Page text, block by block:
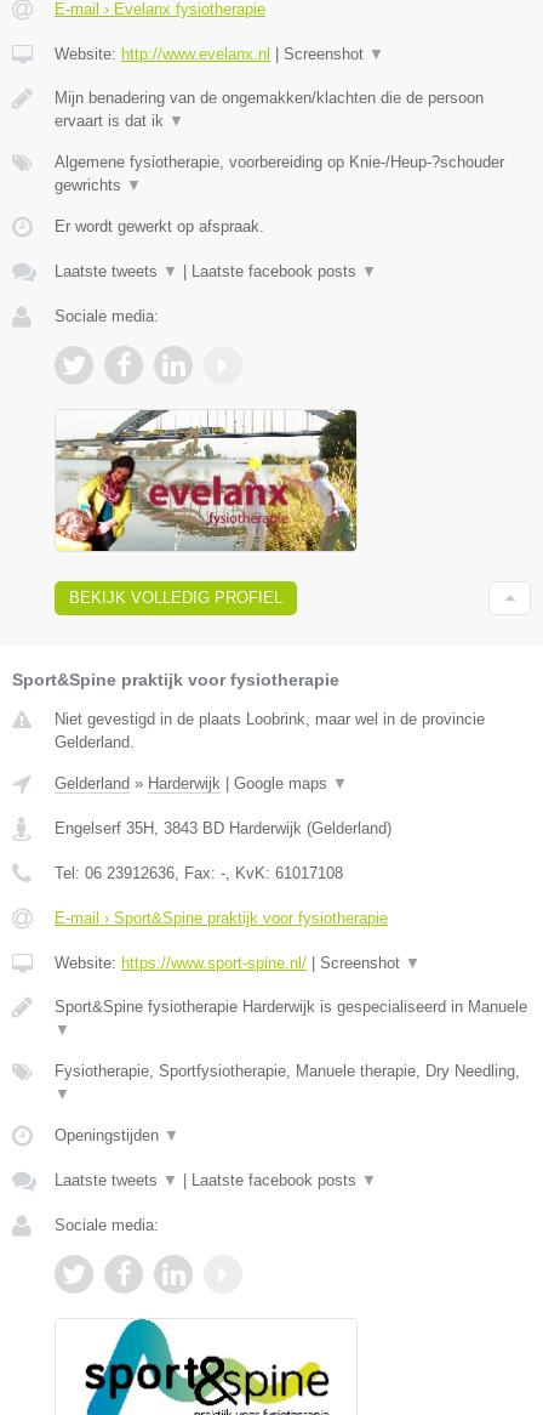
E-mail › Evelanx fysiotherapie
Website: http://www.evelanx.nl | Screenshot ▼
Mijn benadering van de ongemakken/klachten die de persoon
ervaart is dat ik ▼
Algemene fysiotherapie, voorbereiding op Knie-/Heup-?schouder
gewrichts ▼
Er wordt gewerkt op afspraak.
Laatste tweets ▼ | Laatste facebook posts ▼
Sociale media:
BEKIJK VOLLEDIG PROFIEL
Sport&Spine praktijk voor fysiotherapie
Niet gevestigd in de plaats Loobrink, maar wel in de provincie
Gelderland.
Gelderland » Harderwijk | Google maps ▼
Engelserf 35H 3843 BD Harderwijk (Gelderland)
Tel: 06 23912636 , Fax: - , KvK: 61017108
E-mail › Sport&Spine praktijk voor fysiotherapie
Website: https://www.sport-spine.nl/ | Screenshot ▼
Sport&Spine fysiotherapie Harderwijk is gespecialiseerd in Manuele
▼
Fysiotherapie, Sportfysiotherapie, Manuele therapie, Dry Needling,
▼
Openingstijden ▼
Laatste tweets ▼ | Laatste facebook posts ▼
Sociale media: